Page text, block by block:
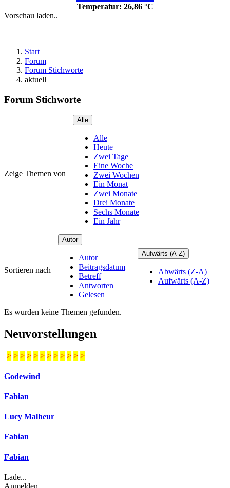
Temperatur: 26,86 °C
Vorschau laden..
Start
Forum
Forum Stichworte
aktuell
Forum Stichworte
Zeige Themen von
Alle
Alle
Heute
Zwei Tage
Eine Woche
Zwei Wochen
Ein Monat
Zwei Monate
Drei Monate
Sechs Monate
Ein Jahr
Sortieren nach
Autor
Autor
Beitragsdatum
Betreff
Antworten
Gelesen
Aufwärts (A-Z)
Abwärts (Z-A)
Aufwärts (A-Z)
Es wurden keine Themen gefunden.
Neuvorstellungen
> > > > > > > > > > > >
Godewind
Fabian
Lucy Malheur
Fabian
Fabian
Lade...
Anmelden